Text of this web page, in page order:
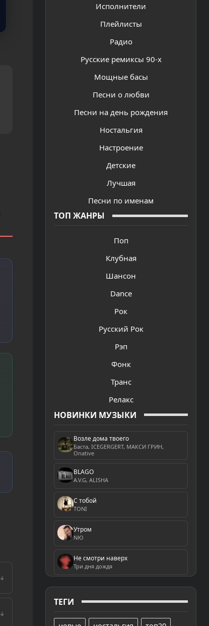
Исполнители
Плейлисты
Радио
Русские ремиксы 90-х
Мощные басы
Песни о любви
Песни на день рождения
Ностальгия
Настроение
Детские
Лучшая
Песни по именам
ТОП ЖАНРЫ
Поп
Клубная
Шансон
Dance
Рок
Русский Рок
Рэп
Фонк
Транс
Релакс
НОВИНКИ МУЗЫКИ
Возле дома твоего
Баста, ICEGERGERT, МАКСИ ГРИН,
Onative
BLAGO
A.V.G, ALISHA
С тобой
TONI
Утром
NЮ
Не смотри наверх
Три дня дождя
ТЕГИ
↓
↓